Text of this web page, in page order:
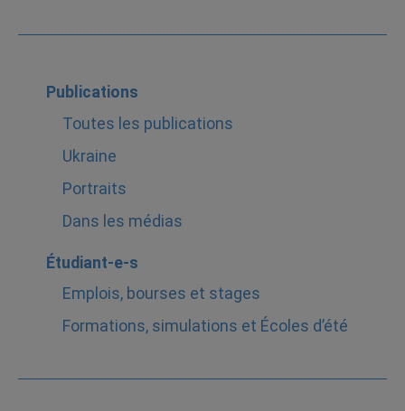
Publications
Toutes les publications
Ukraine
Portraits
Dans les médias
Étudiant-e-s
Emplois, bourses et stages
Formations, simulations et Écoles d’été